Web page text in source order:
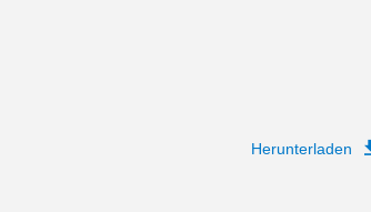
Herunterladen